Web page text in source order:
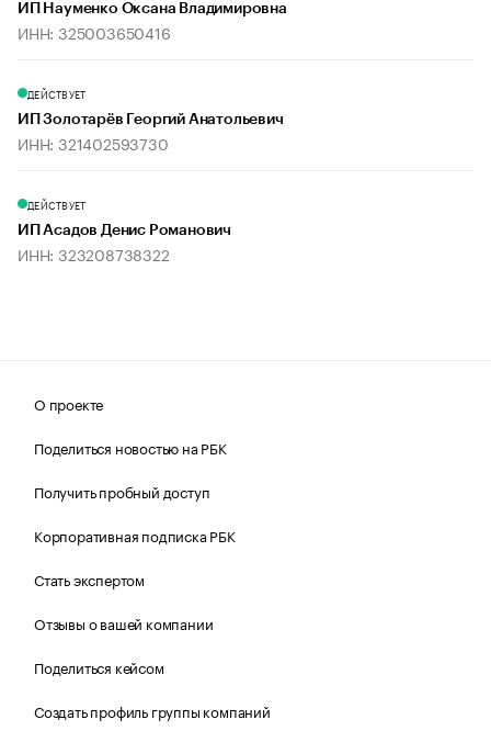
ИП Науменко Оксана Владимировна
ИНН: 325003650416
ДЕЙСТВУЕТ
ИП Золотарёв Георгий Анатольевич
ИНН: 321402593730
ДЕЙСТВУЕТ
ИП Асадов Денис Романович
ИНН: 323208738322
О проекте
Поделиться новостью на РБК
Получить пробный доступ
Корпоративная подписка РБК
Стать экспертом
Отзывы о вашей компании
Поделиться кейсом
Создать профиль группы компаний